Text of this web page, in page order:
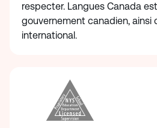
respecter. Langues Canada
gouvernement canadien, ainsi
international.